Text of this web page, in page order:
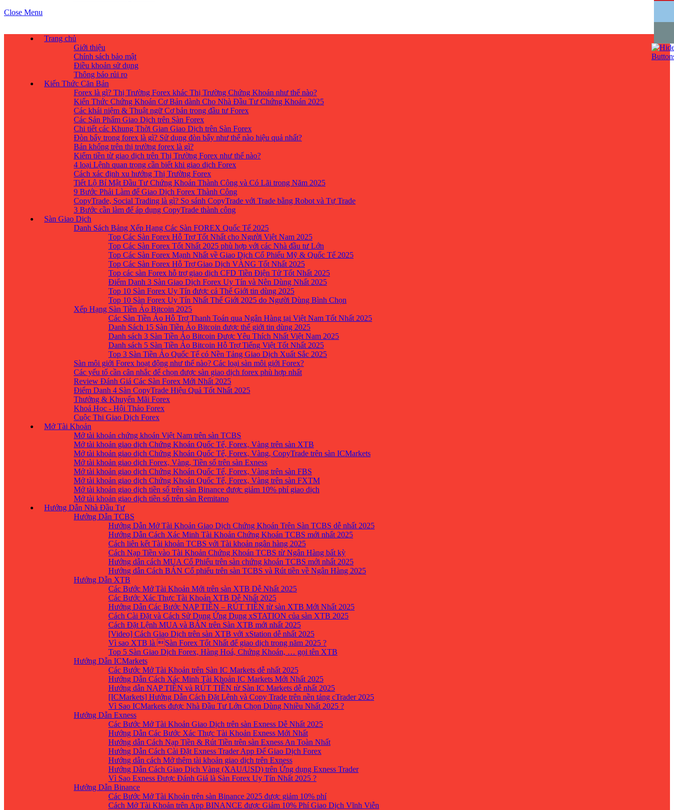
Close Menu
Trang chủ
Giới thiệu
Chính sách bảo mật
Điều khoản sử dụng
Thông báo rủi ro
Kiến Thức Căn Bản
Forex là gì? Thị Trường Forex khác Thị Trường Chứng Khoán như thế nào?
Kiến Thức Chứng Khoán Cơ Bản dành Cho Nhà Đầu Tư Chứng Khoán 2025
Các khái niệm & Thuật ngữ Cơ bản trong đầu tư Forex
Các Sản Phẩm Giao Dịch trên Sàn Forex
Chi tiết các Khung Thời Gian Giao Dịch trên Sàn Forex
Đòn bẩy trong forex là gì? Sử dụng đòn bẩy như thế nào hiệu quả nhất?
Bán khống trên thị trường forex là gì?
Kiếm tiền từ giao dịch trên Thị Trường Forex như thế nào?
4 loại Lệnh quan trọng cần biết khi giao dịch Forex
Cách xác định xu hướng Thị Trường Forex
Tiết Lộ Bí Mật Đầu Tư Chứng Khoán Thành Công và Có Lãi trong Năm 2025
9 Bước Phải Làm để Giao Dịch Forex Thành Công
CopyTrade, Social Trading là gì? So sánh CopyTrade với Trade bằng Robot và Tự Trade
3 Bước cần làm để áp dụng CopyTrade thành công
Sàn Giao Dịch
Danh Sách Bảng Xếp Hạng Các Sàn FOREX Quốc Tế 2025
Top Các Sàn Forex Hỗ Trợ Tốt Nhất cho Người Việt Nam 2025
Top Các Sàn Forex Tốt Nhất 2025 phù hợp với các Nhà đầu tư Lớn
Top Các Sàn Forex Mạnh Nhất về Giao Dịch Cổ Phiếu Mỹ & Quốc Tế 2025
Top Các Sàn Forex Hỗ Trợ Giao Dịch VÀNG Tốt Nhất 2025
Top các sàn Forex hỗ trợ giao dịch CFD Tiền Điện Tử Tốt Nhất 2025
Điểm Danh 3 Sàn Giao Dịch Forex Uy Tín và Nên Dùng Nhất 2025
Top 10 Sàn Forex Uy Tín được cả Thế Giới tin dùng 2025
Top 10 Sàn Forex Uy Tín Nhất Thế Giới 2025 do Người Dùng Bình Chọn
Xếp Hạng Sàn Tiền Ảo Bitcoin 2025
Các Sàn Tiền Ảo Hỗ Trợ Thanh Toán qua Ngân Hàng tại Việt Nam Tốt Nhất 2025
Danh Sách 15 Sàn Tiền Ảo Bitcoin được thế giới tin dùng 2025
Danh sách 3 Sàn Tiền Ảo Bitcoin Được Yêu Thích Nhất Việt Nam 2025
Danh sách 5 Sàn Tiền Ảo Bitcoin Hỗ Trợ Tiếng Việt Tốt Nhất 2025
Top 3 Sàn Tiền Ảo Quốc Tế có Nền Tảng Giao Dịch Xuất Sắc 2025
Sàn môi giới Forex hoạt động như thế nào? Các loại sàn môi giới Forex?
Các yếu tố cần cân nhắc để chọn được sàn giao dịch forex phù hợp nhất
Review Đánh Giá Các Sàn Forex Mới Nhất 2025
Điểm Danh 4 Sàn CopyTrade Hiệu Quả Tốt Nhất 2025
Thưởng & Khuyến Mãi Forex
Khoá Học - Hội Thảo Forex
Cuộc Thi Giao Dịch Forex
Mở Tài Khoản
Mở tài khoản chứng khoán Việt Nam trên sàn TCBS
Mở tài khoản giao dịch Chứng Khoán Quốc Tế, Forex, Vàng trên sàn XTB
Mở tài khoản giao dịch Chứng Khoán Quốc Tế, Forex, Vàng, CopyTrade trên sàn ICMarkets
Mở tài khoản giao dịch Forex, Vàng, Tiền số trên sàn Exness
Mở tài khoản giao dịch Chứng Khoán Quốc Tế, Forex, Vàng trên sàn FBS
Mở tài khoản giao dịch Chứng Khoán Quốc Tế, Forex, Vàng trên sàn FXTM
Mở tài khoản giao dịch tiền số trên sàn Binance được giảm 10% phí giao dịch
Mở tài khoản giao dịch tiền số trên sàn Remitano
Hướng Dẫn Nhà Đầu Tư
Hướng Dẫn TCBS
Hướng Dẫn Mở Tài Khoản Giao Dịch Chứng Khoán Trên Sàn TCBS dễ nhất 2025
Hướng Dẫn Cách Xác Minh Tài Khoản Chứng Khoán TCBS mới nhất 2025
Cách liên kết Tài khoản TCBS với Tài khoản ngân hàng 2025
Cách Nạp Tiền vào Tài Khoản Chứng Khoán TCBS từ Ngân Hàng bất kỳ
Hướng dẫn cách MUA Cổ Phiếu trên sàn chứng khoán TCBS mới nhất 2025
Hướng dẫn Cách BÁN Cổ phiếu trên sàn TCBS và Rút tiền về Ngân Hàng 2025
Hướng Dẫn XTB
Các Bước Mở Tài Khoản Mới trên sàn XTB Dễ Nhất 2025
Các Bước Xác Thực Tài Khoản XTB Dễ Nhất 2025
Hướng Dẫn Các Bước NẠP TIỀN – RÚT TIỀN từ sàn XTB Mới Nhất 2025
Cách Cài Đặt và Cách Sử Dụng Ứng Dụng xSTATION của sàn XTB 2025
Cách Đặt Lệnh MUA và BÁN trên Sàn XTB mới nhất 2025
[Video] Cách Giao Dịch trên sàn XTB với xStation dễ nhất 2025
Vì sao XTB là Sàn Forex Tốt Nhất để giao dịch trong năm 2025 ?
Top 5 Sàn Giao Dịch Forex, Hàng Hoá, Chứng Khoán, … gọi tên XTB
Hướng Dẫn ICMarkets
Các Bước Mở Tài Khoản trên Sàn IC Markets dễ nhất 2025
Hướng Dẫn Cách Xác Minh Tài Khoản IC Markets Mới Nhất 2025
Hướng dẫn NẠP TIỀN và RÚT TIỀN từ Sàn IC Markets dễ nhất 2025
[ICMarkets] Hướng Dẫn Cách Đặt Lệnh và Copy Trade trên nền tảng cTrader 2025
Vì Sao ICMarkets được Nhà Đầu Tư Lớn Chọn Dùng Nhiều Nhất 2025 ?
Hướng Dẫn Exness
Các Bước Mở Tài Khoản Giao Dịch trên sàn Exness Dễ Nhất 2025
Hướng Dẫn Các Bước Xác Thực Tài Khoản Exness Mới Nhất
Hướng dẫn Cách Nạp Tiền & Rút Tiền trên sàn Exness An Toàn Nhất
Hướng Dẫn Cách Cài Đặt Exness Trader App Để Giao Dịch Forex
Hướng dẫn cách Mở thêm tài khoản giao dịch trên Exness
Hướng Dẫn Cách Giao Dịch Vàng (XAU/USD) trên Ứng dụng Exness Trader
Vì Sao Exness Được Đánh Giá là Sàn Forex Uy Tín Nhất 2025 ?
Hướng Dẫn Binance
Các Bước Mở Tài Khoản trên sàn Binance 2025 được giảm 10% phí
Cách Mở Tài Khoản trên App BINANCE được Giảm 10% Phí Giao Dịch Vĩnh Viễn